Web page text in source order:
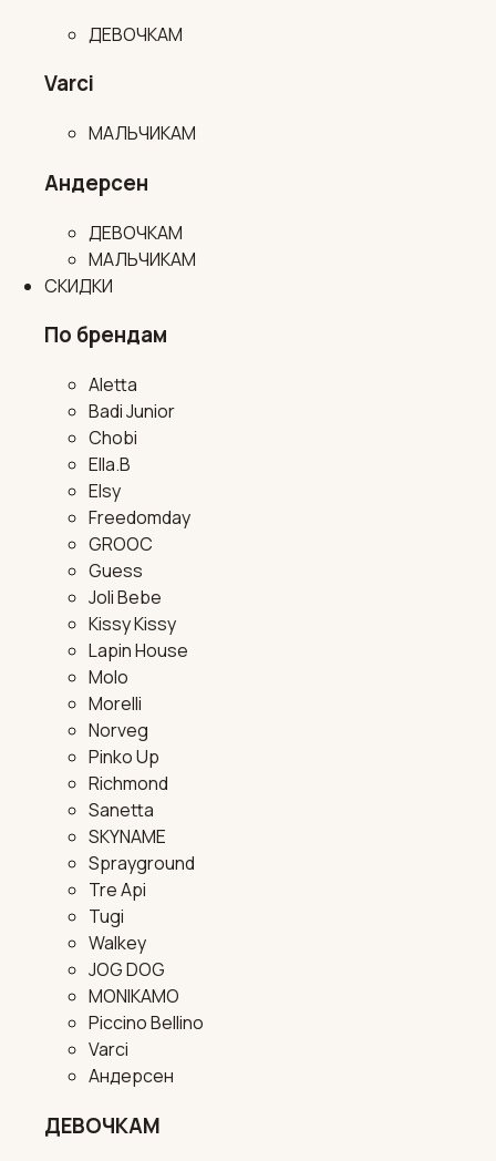
ДЕВОЧКАМ
Varci
МАЛЬЧИКАМ
Андерсен
ДЕВОЧКАМ
МАЛЬЧИКАМ
СКИДКИ
По брендам
Aletta
Badi Junior
Chobi
Ella.B
Elsy
Freedomday
GROOC
Guess
Joli Bebe
Kissy Kissy
Lapin House
Molo
Morelli
Norveg
Pinko Up
Richmond
Sanetta
SKYNAME
Sprayground
Tre Api
Tugi
Walkey
JOG DOG
MONIKAMO
Piccino Bellino
Varci
Андерсен
ДЕВОЧКАМ